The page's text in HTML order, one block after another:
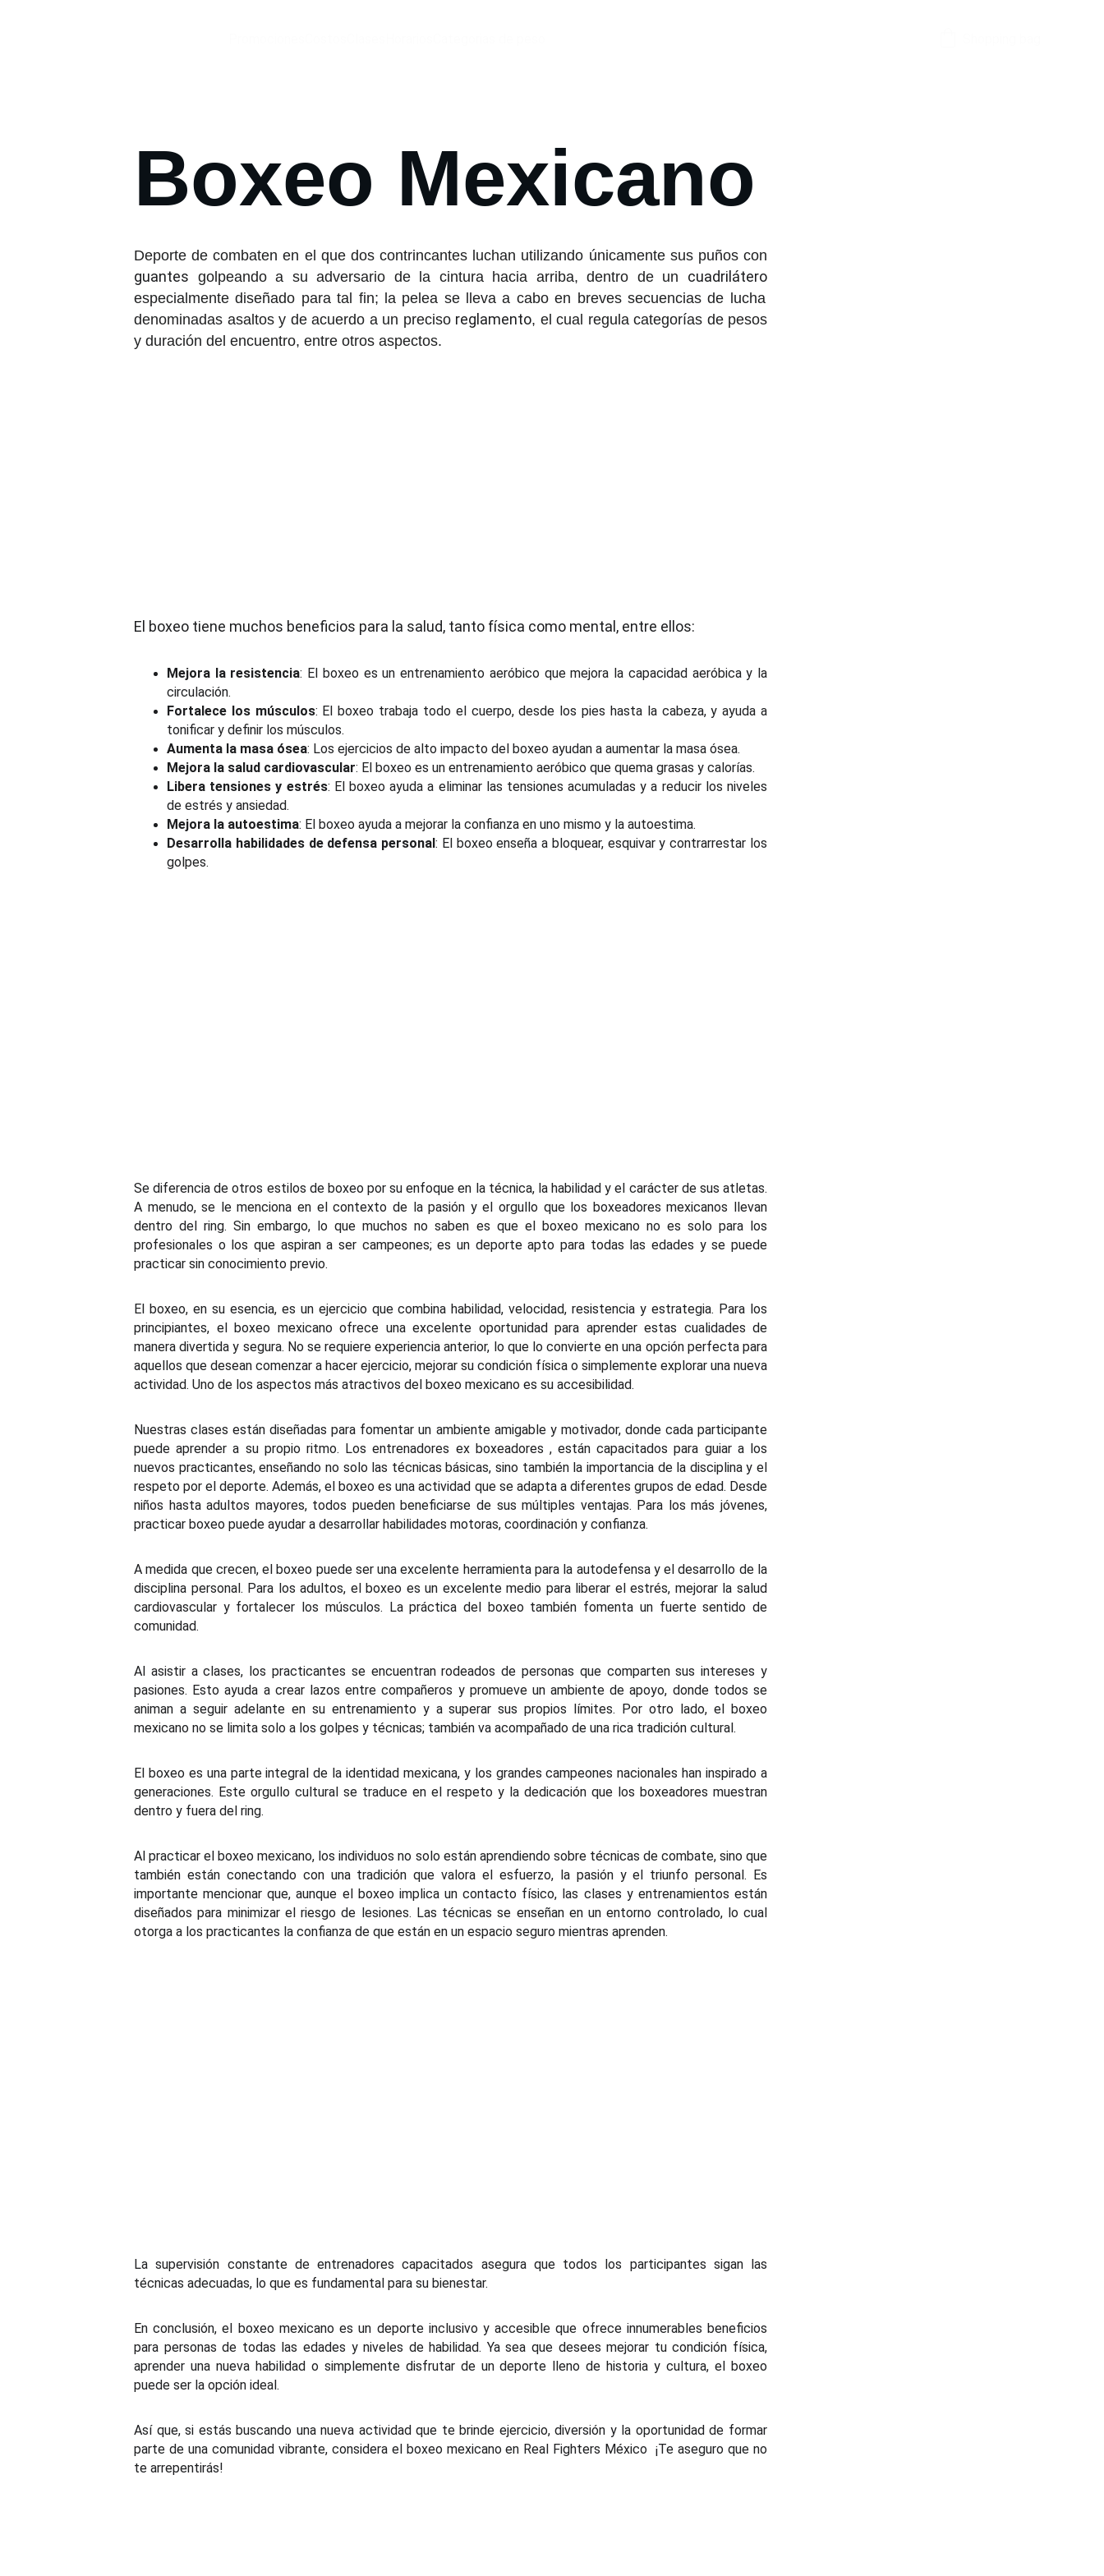
Boxeo Mexicano
Deporte de combaten en el que dos contrincantes luchan utilizando únicamente sus puños con
guantes ​ golpeando a su adversario de la cintura hacia arriba, dentro de un cuadrilátero
especialmente diseñado para tal fin; la pelea se lleva a cabo en breves secuencias de lucha
denominadas asaltos y de acuerdo a un preciso reglamento, el cual regula categorías de pesos
y duración del encuentro, entre otros aspectos.
El boxeo tiene muchos beneficios para la salud, tanto física como mental, entre ellos:
Mejora la resistencia: El boxeo es un entrenamiento aeróbico que mejora la capacidad aeróbica y la
circulación.
Fortalece los músculos: El boxeo trabaja todo el cuerpo, desde los pies hasta la cabeza, y ayuda a
tonificar y definir los músculos.
Aumenta la masa ósea: Los ejercicios de alto impacto del boxeo ayudan a aumentar la masa ósea.
Mejora la salud cardiovascular: El boxeo es un entrenamiento aeróbico que quema grasas y calorías.
Libera tensiones y estrés: El boxeo ayuda a eliminar las tensiones acumuladas y a reducir los niveles
de estrés y ansiedad.
Mejora la autoestima: El boxeo ayuda a mejorar la confianza en uno mismo y la autoestima.
Desarrolla habilidades de defensa personal: El boxeo enseña a bloquear, esquivar y contrarrestar los
golpes.
Se diferencia de otros estilos de boxeo por su enfoque en la técnica, la habilidad y el carácter de sus atletas.
A menudo, se le menciona en el contexto de la pasión y el orgullo que los boxeadores mexicanos llevan
dentro del ring. Sin embargo, lo que muchos no saben es que el boxeo mexicano no es solo para los
profesionales o los que aspiran a ser campeones; es un deporte apto para todas las edades y se puede
practicar sin conocimiento previo.
El boxeo, en su esencia, es un ejercicio que combina habilidad, velocidad, resistencia y estrategia. Para los
principiantes, el boxeo mexicano ofrece una excelente oportunidad para aprender estas cualidades de
manera divertida y segura. No se requiere experiencia anterior, lo que lo convierte en una opción perfecta para
aquellos que desean comenzar a hacer ejercicio, mejorar su condición física o simplemente explorar una nueva
actividad. Uno de los aspectos más atractivos del boxeo mexicano es su accesibilidad.
Nuestras clases están diseñadas para fomentar un ambiente amigable y motivador, donde cada participante
puede aprender a su propio ritmo. Los entrenadores ex boxeadores , están capacitados para guiar a los
nuevos practicantes, enseñando no solo las técnicas básicas, sino también la importancia de la disciplina y el
respeto por el deporte. Además, el boxeo es una actividad que se adapta a diferentes grupos de edad. Desde
niños hasta adultos mayores, todos pueden beneficiarse de sus múltiples ventajas. Para los más jóvenes,
practicar boxeo puede ayudar a desarrollar habilidades motoras, coordinación y confianza.
A medida que crecen, el boxeo puede ser una excelente herramienta para la autodefensa y el desarrollo de la
disciplina personal. Para los adultos, el boxeo es un excelente medio para liberar el estrés, mejorar la salud
cardiovascular y fortalecer los músculos. La práctica del boxeo también fomenta un fuerte sentido de
comunidad.
Al asistir a clases, los practicantes se encuentran rodeados de personas que comparten sus intereses y
pasiones. Esto ayuda a crear lazos entre compañeros y promueve un ambiente de apoyo, donde todos se
animan a seguir adelante en su entrenamiento y a superar sus propios límites. Por otro lado, el boxeo
mexicano no se limita solo a los golpes y técnicas; también va acompañado de una rica tradición cultural.
El boxeo es una parte integral de la identidad mexicana, y los grandes campeones nacionales han inspirado a
generaciones. Este orgullo cultural se traduce en el respeto y la dedicación que los boxeadores muestran
dentro y fuera del ring.
Al practicar el boxeo mexicano, los individuos no solo están aprendiendo sobre técnicas de combate, sino que
también están conectando con una tradición que valora el esfuerzo, la pasión y el triunfo personal. Es
importante mencionar que, aunque el boxeo implica un contacto físico, las clases y entrenamientos están
diseñados para minimizar el riesgo de lesiones. Las técnicas se enseñan en un entorno controlado, lo cual
otorga a los practicantes la confianza de que están en un espacio seguro mientras aprenden.
La supervisión constante de entrenadores capacitados asegura que todos los participantes sigan las
técnicas adecuadas, lo que es fundamental para su bienestar.
En conclusión, el boxeo mexicano es un deporte inclusivo y accesible que ofrece innumerables beneficios
para personas de todas las edades y niveles de habilidad. Ya sea que desees mejorar tu condición física,
aprender una nueva habilidad o simplemente disfrutar de un deporte lleno de historia y cultura, el boxeo
puede ser la opción ideal.
Así que, si estás buscando una nueva actividad que te brinde ejercicio, diversión y la oportunidad de formar
parte de una comunidad vibrante, considera el boxeo mexicano en Real Fighters México ¡Te aseguro que no
te arrepentirás!